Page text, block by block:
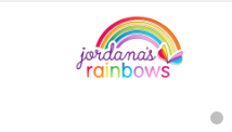
Sponsors